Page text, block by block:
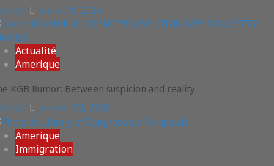
Editor mars 31, 2026
Actualité
Amerique
KGB Rumor: Between suspicion and reality
Editor janvier 29, 2026
Amerique
Immigration